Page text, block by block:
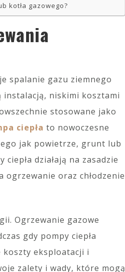
kotła gazowego?
spalanie gazu ziemnego
instalacją, niskimi kosztami
stosowane jako
ciepła to nowoczesne
jak powietrze, grunt lub
działają na zasadzie
ogrzewanie oraz chłodzenie
Ogrzewanie gazowe
gdy pompy ciepła
koszty eksploatacji i
zalety i wady, które mogą